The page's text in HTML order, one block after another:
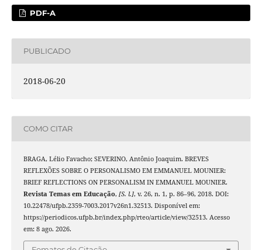
PDF-A
PUBLICADO
2018-06-20
COMO CITAR
BRAGA, Lélio Favacho; SEVERINO, Antônio Joaquim. BREVES
REFLEXÕES SOBRE O PERSONALISMO EM EMMANUEL MOUNIER:
BRIEF REFLECTIONS ON PERSONALISM IN EMMANUEL MOUNIER.
Revista Temas em Educação, [S. l.], v. 26, n. 1, p. 86–96, 2018. DOI:
10.22478/ufpb.2359-7003.2017v26n1.32513. Disponível em:
https://periodicos.ufpb.br/index.php/rteo/article/view/32513. Acesso
em: 8 ago. 2026.